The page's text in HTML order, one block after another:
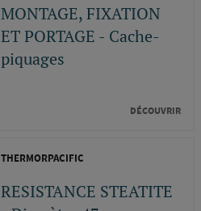
MONTAGE, FIXATION
ET PORTAGE - Cache-
piquages
DÉCOUVRIR
THERMORPACIFIC
RESISTANCE STEATITE